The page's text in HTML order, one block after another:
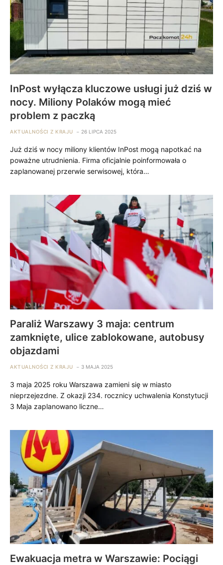
InPost wyłącza kluczowe usługi już dziś w
nocy. Miliony Polaków mogą mieć
problem z paczką
AKTUALNOŚCI Z KRAJU 26 LIPCA 2025
Już dziś w nocy miliony klientów InPost mogą napotkać na
poważne utrudnienia. Firma oficjalnie poinformowała o
zaplanowanej przerwie serwisowej, która…
Paraliż Warszawy 3 maja: centrum
zamknięte, ulice zablokowane, autobusy
objazdami
AKTUALNOŚCI Z KRAJU 3 MAJA 2025
3 maja 2025 roku Warszawa zamieni się w miasto
nieprzejezdne. Z okazji 234. rocznicy uchwalenia Konstytucji
3 Maja zaplanowano liczne…
Ewakuacja metra w Warszawie: Pociągi